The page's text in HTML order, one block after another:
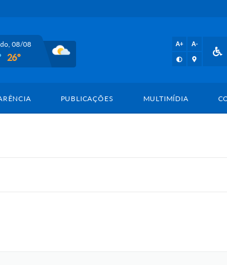
08/08
26º
A+ A-
PUBLICAÇÕES MULTIMÍDIA